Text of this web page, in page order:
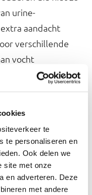
te
te personaliseren en
Ook delen we
site met onze
en adverteren. Deze
met andere
urine-
aandacht
verschillende
vocht
kan door
zijn, of ouderen
koorts, warm
hebben
ouderenzorg,
voor ouderen met